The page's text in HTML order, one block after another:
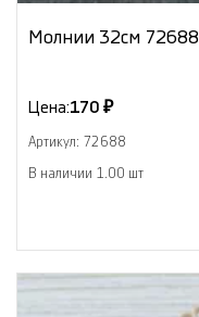
Молнии 32см 72688
Цена:170 ₽
Артикул: 72688
В наличии 1.00 шт